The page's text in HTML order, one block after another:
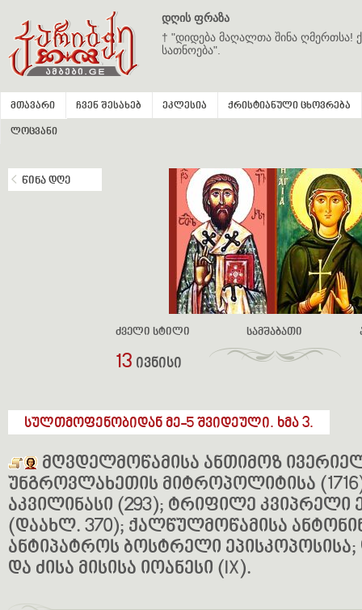
დღის ფრაზა
† "დიდება მაღალთა შინა ღმერთსა!
სათნოება".
მთავარი ჩვენ შესახებ ეკლესია ქრისტიანული ცხოვრება
ლოცვანი
წინა დღე
ძველი სტილი
13 ივნისი
სამშაბათი
სულთმოფენობიდან მე-5 შვიდეული. ხმა 3.
მღვდელმოწამისა ანთიმოზ
უნგროვლახეთის მიტროპოლიტისა
აკვილინასი (293); ტრიფილე კვიპრელი
(დაახლ. 370); ქალწულმოწამისა
ანტიპატროს ბოსტრელი ეპისკოპოსისა;
და ძისა მისისა იოანესი (IX).